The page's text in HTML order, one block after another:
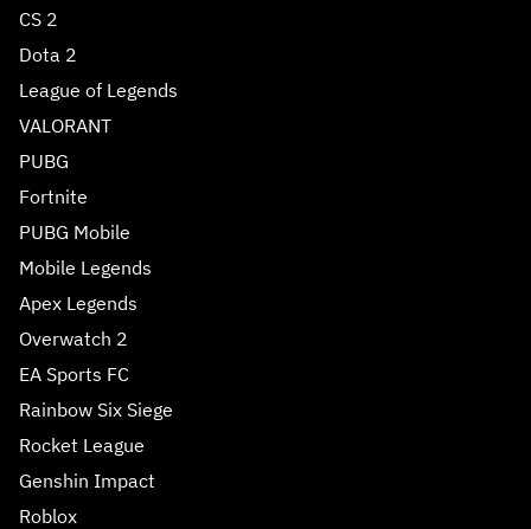
CS 2
Dota 2
League of Legends
VALORANT
PUBG
Fortnite
PUBG Mobile
Mobile Legends
Apex Legends
Overwatch 2
EA Sports FC
Rainbow Six Siege
Rocket League
Genshin Impact
Roblox